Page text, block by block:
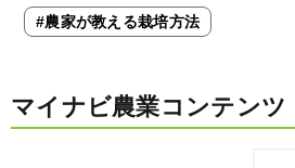
#農家が教える栽培方法
マイナビ農業コンテンツ